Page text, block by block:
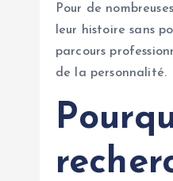
Pour de
leur histoire sans
parcours
de la personnalité.